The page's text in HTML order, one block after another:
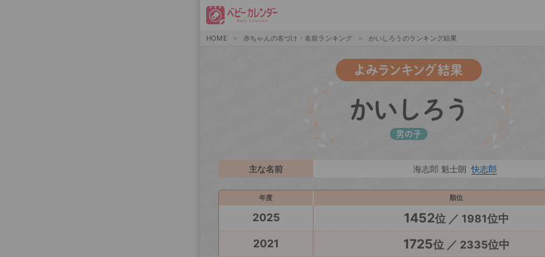
HOME 赤ちゃんの名づけ・名前ランキング かいしろうのランキング結果
よみランキング結果
かいしろう
男の子
主な名前 海志郎 魁士朗 快志郎
年度 順位
2025 1452位 ／ 1981位中
2021
1725位 ／ 2335位中